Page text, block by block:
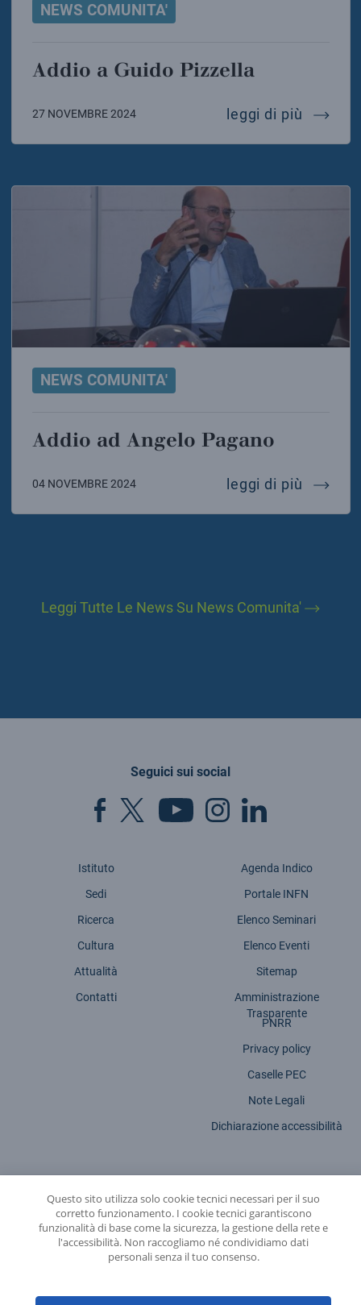
NEWS COMUNITA'
Addio a Guido Pizzella
27 NOVEMBRE 2024 leggi di più addio
NEWS COMUNITA'
Addio ad Angelo Pagano
04 NOVEMBRE 2024 leggi di più addio
Leggi Tutte Le News Su News Comunita'
Seguici sui social
Istituto
Sedi
Ricerca
Cultura
Attualità
Contatti
Agenda Indico
Portale INFN
Elenco Seminari
Elenco Eventi
Sitemap
Amministrazione
Trasparente
PNRR
Privacy policy
Caselle PEC
Note Legali
Dichiarazione accessibilità
INFN - Istituto Nazionale di Fisica Nucleare
© 2026 Istituto Nazionale di Fisica Nucleare - Sede legale: Via Enrico Fermi,
54 | 00044 - Frascati (ROMA) - C.f. 84001850589
Questo sito utilizza solo cookie tecnici necessari per il suo
corretto funzionamento. I cookie tecnici garantiscono
funzionalità di base come la sicurezza, la gestione della rete e
l'accessibilità. Non raccogliamo né condividiamo dati
personali senza il tuo consenso.